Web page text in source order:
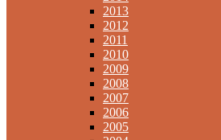
2013
2012
2011
2010
2009
2008
2007
2006
2005